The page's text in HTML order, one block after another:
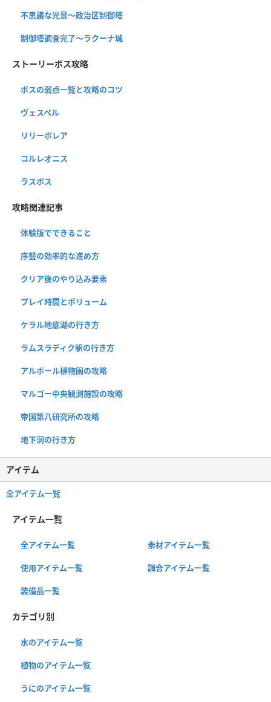
不思議な光景〜政治区制御塔
制御塔調査完了〜ラクーナ城
ストーリーボス攻略
ボスの弱点一覧と攻略のコツ
ヴェスペル
リリーボレア
コルレオニス
ラスボス
攻略関連記事
体験版でできること
序盤の効率的な進め方
クリア後のやり込み要素
プレイ時間とボリューム
ケラル地底湖の行き方
ラムスラディク駅の行き方
アルボール植物園の攻略
マルゴー中央観測施設の攻略
帝国第八研究所の攻略
地下洞の行き方
アイテム
全アイテム一覧
アイテム一覧
全アイテム一覧 素材アイテム一覧
使用アイテム一覧 調合アイテム一覧
装備品一覧
カテゴリ別
水のアイテム一覧
植物のアイテム一覧
うにのアイテム一覧